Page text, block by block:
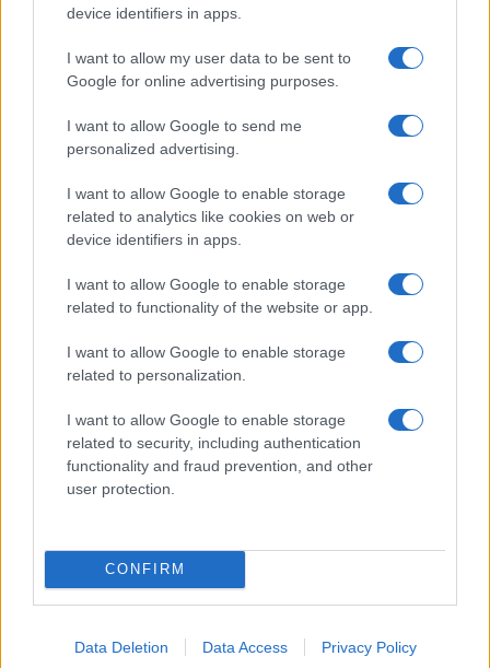
device identifiers in apps.
I want to allow my user data to be sent to
Google for online advertising purposes.
I want to allow Google to send me
personalized advertising.
I want to allow Google to enable storage
related to analytics like cookies on web or
device identifiers in apps.
I want to allow Google to enable storage
related to functionality of the website or app.
I want to allow Google to enable storage
related to personalization.
I want to allow Google to enable storage
related to security, including authentication
functionality and fraud prevention, and other
user protection.
CONFIRM
Data Deletion Data Access Privacy Policy
Előző